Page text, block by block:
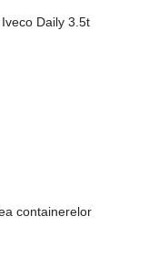
Daily 3.5t
containerelor